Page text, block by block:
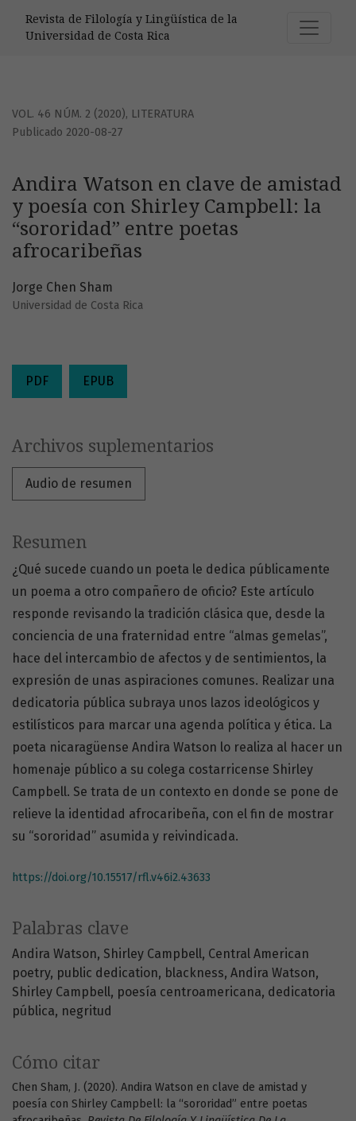
Revista de Filología y Lingüística de la
Universidad de Costa Rica
VOL. 46 NÚM. 2 (2020), LITERATURA
Andira Watson en clave de amistad
y poesía con Shirley Campbell: la
“sororidad” entre poetas
afrocaribeñas
Publicado 2020-08-27
Jorge Chen Sham
Universidad de Costa Rica
PDF EPUB
Archivos suplementarios
Audio de resumen
Palabras clave
Andira Watson Shirley Campbell Central American
poetry public dedication blackness Andira Watson
Shirley Campbell poesía centroamericana dedicatoria
pública negritud
Cómo citar
Chen Sham, J. (2020). Andira Watson en clave de amistad y
poesía con Shirley Campbell: la “sororidad” entre poetas
Resumen
¿Qué sucede cuando un poeta le dedica públicamente
un poema a otro compañero de oficio? Este artículo
responde revisando la tradición clásica que, desde la
conciencia de una fraternidad entre “almas gemelas”,
hace del intercambio de afectos y de sentimientos, la
expresión de unas aspiraciones comunes. Realizar una
dedicatoria pública subraya unos lazos ideológicos y
estilísticos para marcar una agenda política y ética. La
poeta nicaragüense Andira Watson lo realiza al hacer un
homenaje público a su colega costarricense Shirley
Campbell. Se trata de un contexto en donde se pone de
relieve la identidad afrocaribeña, con el fin de mostrar
su “sororidad” asumida y reivindicada.
https://doi.org/10.15517/rfl.v46i2.43633